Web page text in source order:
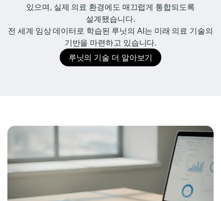
있으며, 실제 의료 환경에도 매끄럽게 통합되도록
설계됐습니다.
전 세계 임상 데이터로 학습된 루닛의 AI는 미래 의료 기술의
기반을 마련하고 있습니다.
루닛의 기술 더 알아보기